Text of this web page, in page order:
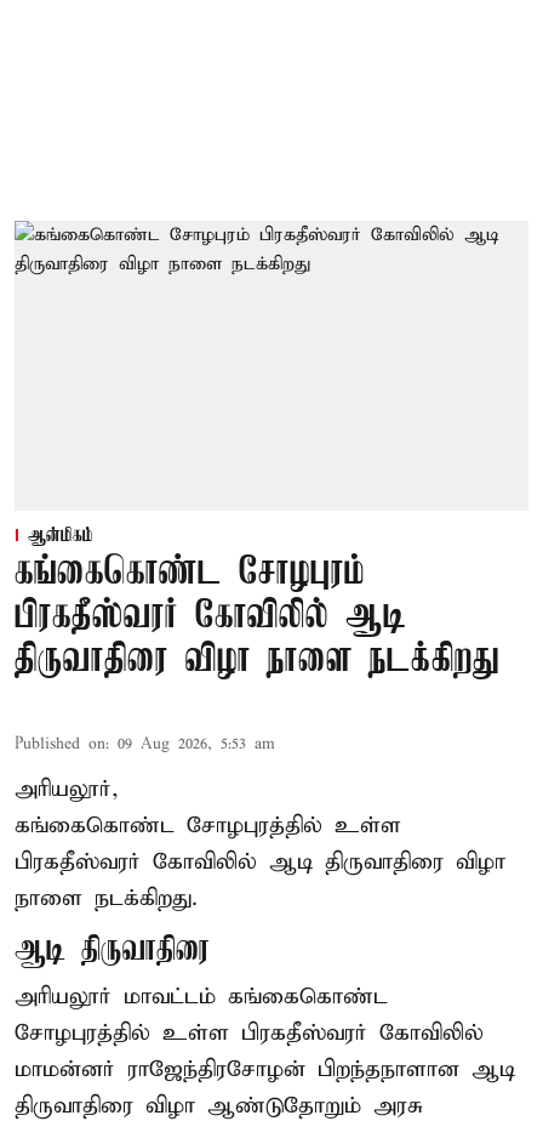
ஆன்மிகம்
கங்கைகொண்ட சோழபுரம்
பிரகதீஸ்வரர் கோவிலில் ஆடி
திருவாதிரை விழா நாளை நடக்கிறது
Published on: 09 Aug 2026, 5:53 am
அரியலூர்,
கங்கைகொண்ட சோழபுரத்தில் உள்ள
பிரகதீஸ்வரர் கோவிலில் ஆடி திருவாதிரை விழா
நாளை நடக்கிறது.
ஆடி திருவாதிரை
அரியலூர் மாவட்டம் கங்கைகொண்ட
சோழபுரத்தில் உள்ள பிரகதீஸ்வரர் கோவிலில்
மாமன்னர் ராஜேந்திரசோழன் பிறந்தநாளான ஆடி
திருவாதிரை விழா ஆண்டுதோறும் அரசு